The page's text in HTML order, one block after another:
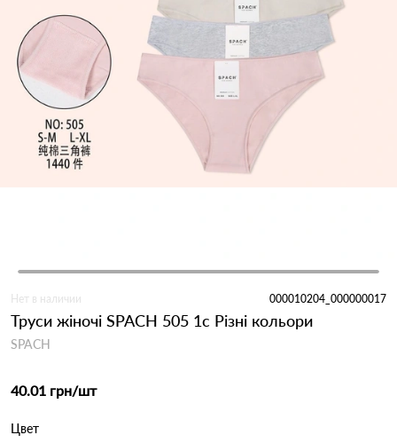
Нет в наличии 000010204_000000017
Труси жіночі SPACH 505 1с Різні кольори
SPACH
40.01 грн/шт
Цвет